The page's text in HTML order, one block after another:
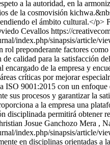
a la autoridad, en la
de la cosmovisión
el ámbito cultural.</p>
Cevallos https://
index.php/sinapsis/article/
rol preponderante factores
de calidad para la satisfacción
encargado de la empresa y
críticas por mejorar
ISO 9001:2015 con un
sus procesos y garantizar la
a la empresa una
disciplinada permitirá obtener
Josue Ganchozo Mera ,
index.php/sinapsis/article/
en disciplinas orientadas a